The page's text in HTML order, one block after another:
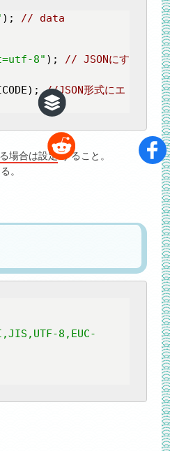
); // data
8" ); // JSONにす
//JSON形式にエ
場合は設定 すること。
。
8,EUC-